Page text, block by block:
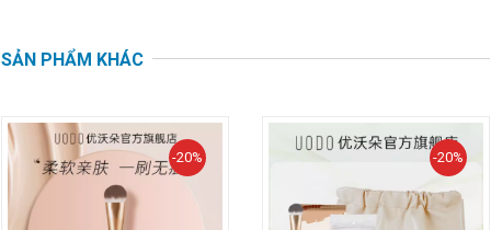
SẢN PHẨM KHÁC
-20% -20%